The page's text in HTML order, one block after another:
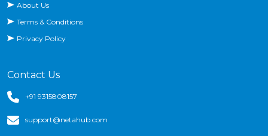
About Us
Terms & Conditions
Privacy Policy
Contact Us
+91 9315808157
support@netahub.com